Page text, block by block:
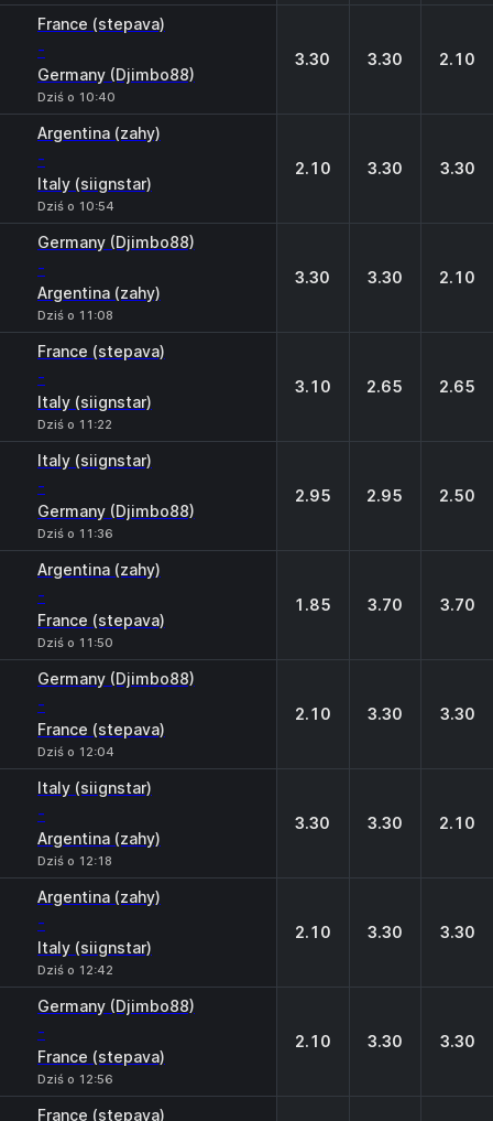
France (stepava)
-
Germany (Djimbo88)
Dziś o 10:40
3.30 3.30 2.10
Argentina (zahy)
-
Italy (siignstar)
Dziś o 10:54
2.10 3.30 3.30
Germany (Djimbo88)
-
Argentina (zahy)
Dziś o 11:08
3.30 3.30 2.10
France (stepava)
-
Italy (siignstar)
Dziś o 11:22
3.10 2.65 2.65
Italy (siignstar)
-
Germany (Djimbo88)
Dziś o 11:36
2.95 2.95 2.50
Argentina (zahy)
-
France (stepava)
Dziś o 11:50
1.85 3.70 3.70
Germany (Djimbo88)
-
France (stepava)
Dziś o 12:04
2.10 3.30 3.30
Italy (siignstar)
-
Argentina (zahy)
Dziś o 12:18
3.30 3.30 2.10
Argentina (zahy)
-
Italy (siignstar)
Dziś o 12:42
2.10 3.30 3.30
Germany (Djimbo88)
-
France (stepava)
Dziś o 12:56
2.10 3.30 3.30
France (stepava)